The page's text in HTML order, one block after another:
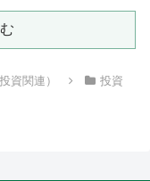
資関連）
投資